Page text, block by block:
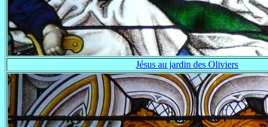
Jésus au jardin des Oliviers